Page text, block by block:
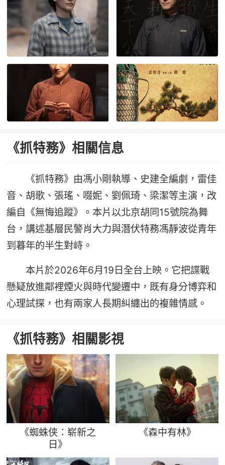
《抓特務》相關信息
《抓特務》由馮小剛執導、史建全編劇，雷佳
音、胡歌、張瑤、啜妮、劉佩琦、梁潔等主演，改
編自《無悔追蹤》。本片以北京胡同15號院為舞
台，講述基層民警肖大力與潛伏特務馮靜波從青年
到暮年的半生對峙。
本片於2026年6月19日全台上映。它把諜戰
懸疑放進鄰裡煙火與時代變遷中，既有身分博弈和
心理試探，也有兩家人長期糾纏出的複雜情感。
《抓特務》相關影視
《蜘蛛侠：崭新之
日》
《森中有林》